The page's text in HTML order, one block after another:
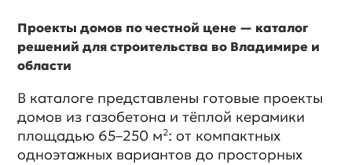
Проекты домов по честной цене — каталог
решений для строительства во Владимире и
области
В каталоге представлены готовые проекты
домов из газобетона и тёплой керамики
площадью 65–250 м²: от компактных
одноэтажных вариантов до просторных